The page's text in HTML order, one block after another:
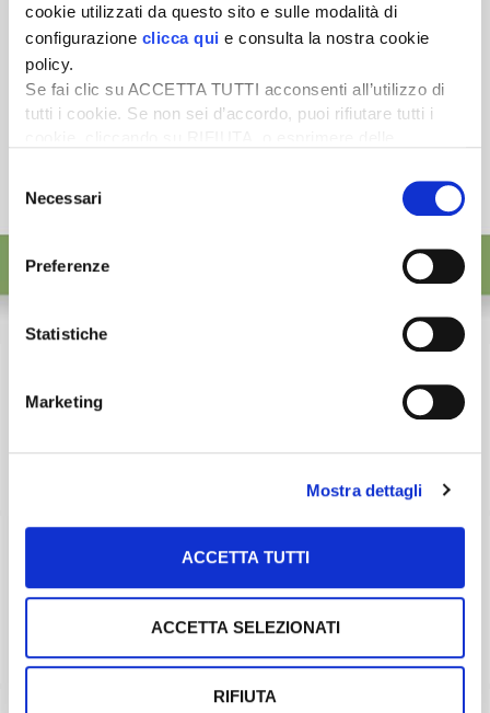
cookie utilizzati da questo sito e sulle modalità di
configurazione clicca qui e consulta la nostra cookie
policy.
Se fai clic su ACCETTA TUTTI acconsenti all’utilizzo di
tutti i cookie. Se non sei d’accordo, puoi rifiutare tutti i
desideri accettare e cliccando ACCETTA SELEZIONATI.
delNecessari
Preferenze
Statistiche
Marketing
Mostra dettagli
ACCETTA TUTTI
ACCETTA SELEZIONATI
RIFIUTA